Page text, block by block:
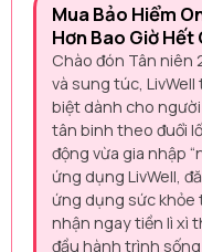
Mua Bảo Hiểm
Hơn Bao Giờ Hết
Chào đón Tân niên
và sung túc,
biệt dành cho
tân binh theo đuổi
động vừa gia nhập
ứng dụng LivWell,
ứng dụng sức khỏe
nhận ngay tiền lì xì
đầu hành trình